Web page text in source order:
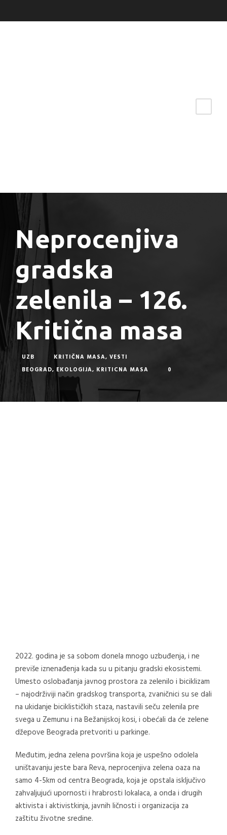
Neprocenjiva
gradska
zelenila – 126.
Kritična masa
UZB KRITIČNA MASA, VESTI
BEOGRAD, EKOLOGIJA, KRITICNA MASA 0
2022. godina je sa sobom donela mnogo uzbuđenja, i ne
previše iznenađenja kada su u pitanju gradski ekosistemi.
Umesto oslobađanja javnog prostora za zelenilo i biciklizam
– najodrživiji način gradskog transporta, zvaničnici su se dali
na ukidanje biciklističkih staza, nastavili seču zelenila pre
svega u Zemunu i na Bežanijskoj kosi, i obećali da će zelene
džepove Beograda pretvoriti u parkinge.
Međutim, jedna zelena površina koja je uspešno odolela
uništavanju jeste bara Reva, neprocenjiva zelena oaza na
samo 4-5km od centra Beograda, koja je opstala isključivo
zahvaljujući upornosti i hrabrosti lokalaca, a onda i drugih
aktivista i aktivistkinja, javnih ličnosti i organizacija za
zaštitu životne sredine.